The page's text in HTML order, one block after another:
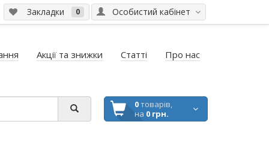
Особистий кабінет
Закладки 0
Акції та знижки Статті Про нас
0товарів,
на 0 грн.